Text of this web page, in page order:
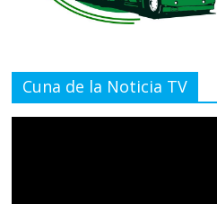
Cuna de la Noticia TV